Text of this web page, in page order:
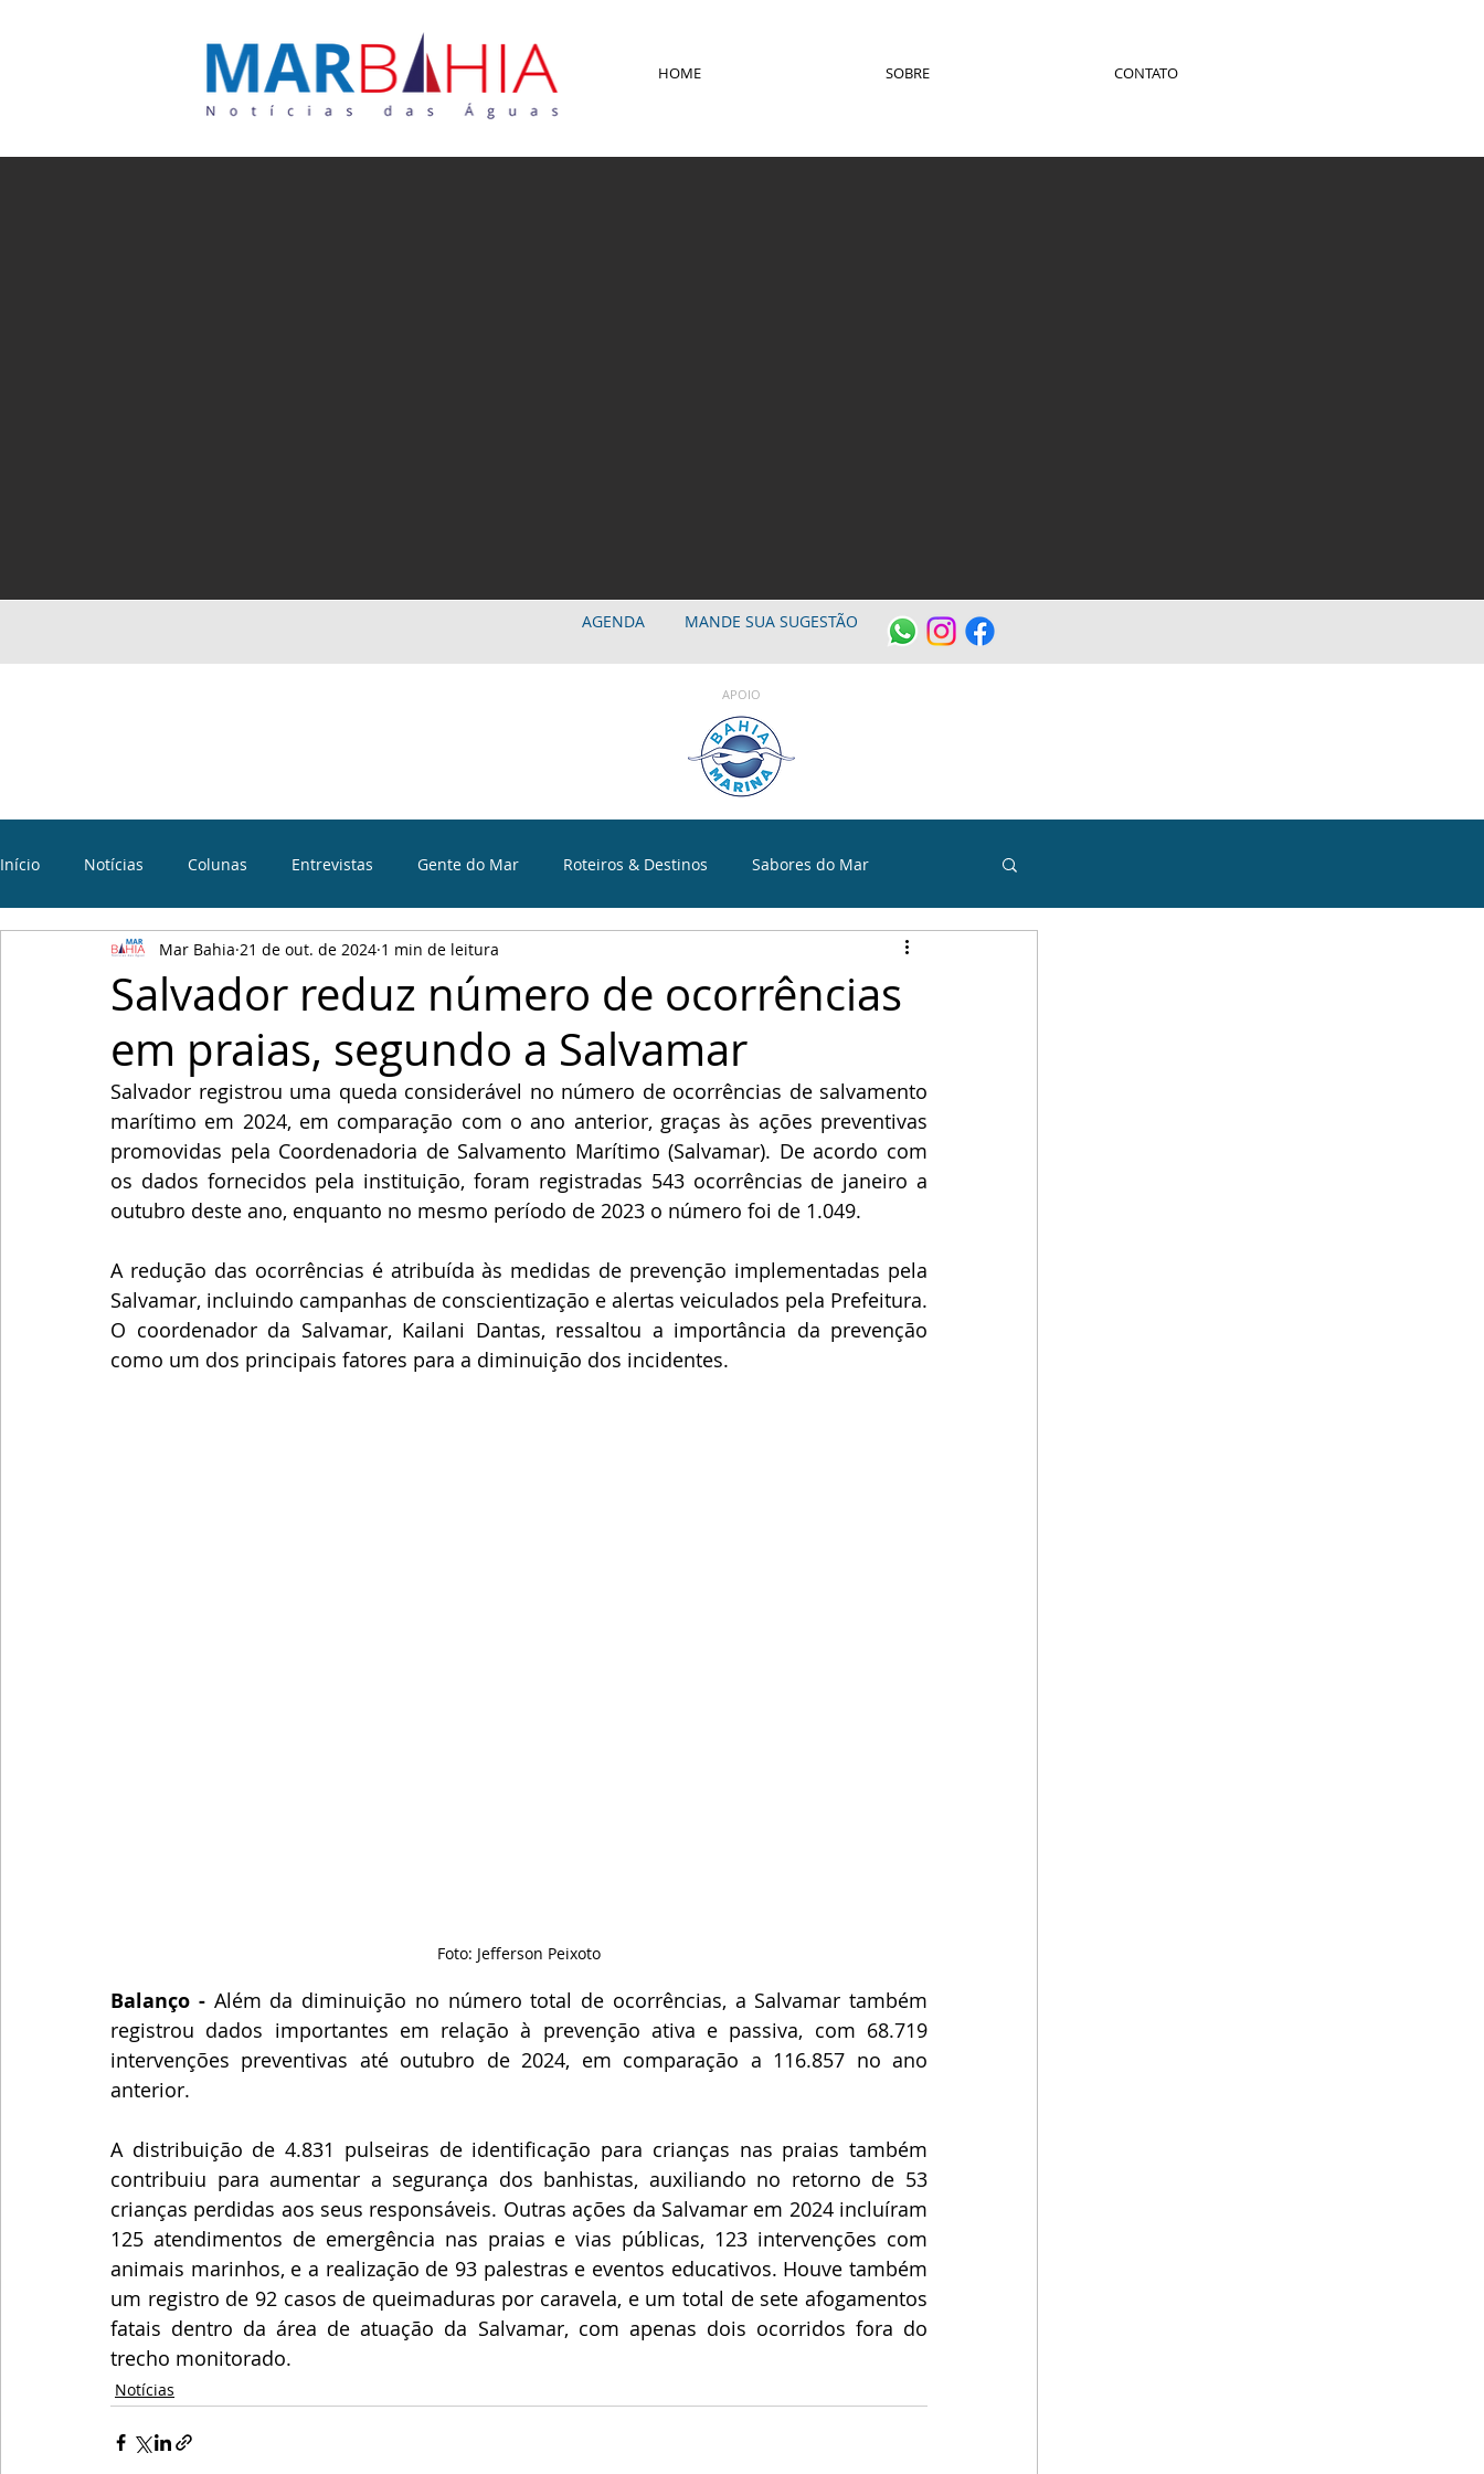
HOME SOBRE CONTATO
Início Notícias Colunas Entrevistas Gente do Mar Roteiros & Destinos Sabores do Mar
Curiosidades
Salvador reduz número de ocorrências
em praias, segundo a Salvamar
Mar Bahia 21 de out. de 2024 1 min de leitura
Salvador registrou uma queda considerável no número de ocorrências de salvamento
marítimo em 2024, em comparação com o ano anterior, graças às ações preventivas
promovidas pela Coordenadoria de Salvamento Marítimo (Salvamar). De acordo com
os dados fornecidos pela instituição, foram registradas 543 ocorrências de janeiro a
outubro deste ano, enquanto no mesmo período de 2023 o número foi de 1.049.
A redução das ocorrências é atribuída às medidas de prevenção implementadas pela
Salvamar, incluindo campanhas de conscientização e alertas veiculados pela Prefeitura.
O coordenador da Salvamar, Kailani Dantas, ressaltou a importância da prevenção
como um dos principais fatores para a diminuição dos incidentes.
Foto: Jefferson Peixoto
Balanço - Além da diminuição no número total de ocorrências, a Salvamar também
registrou dados importantes em relação à prevenção ativa e passiva, com 68.719
intervenções preventivas até outubro de 2024, em comparação a 116.857 no ano
anterior.
A distribuição de 4.831 pulseiras de identificação para crianças nas praias também
contribuiu para aumentar a segurança dos banhistas, auxiliando no retorno de 53
crianças perdidas aos seus responsáveis. Outras ações da Salvamar em 2024 incluíram
125 atendimentos de emergência nas praias e vias públicas, 123 intervenções com
animais marinhos, e a realização de 93 palestras e eventos educativos. Houve também
um registro de 92 casos de queimaduras por caravela, e um total de sete afogamentos
fatais dentro da área de atuação da Salvamar, com apenas dois ocorridos fora do
trecho monitorado.
Notícias
AGENDA MANDE SUA SUGESTÃO
APOIO